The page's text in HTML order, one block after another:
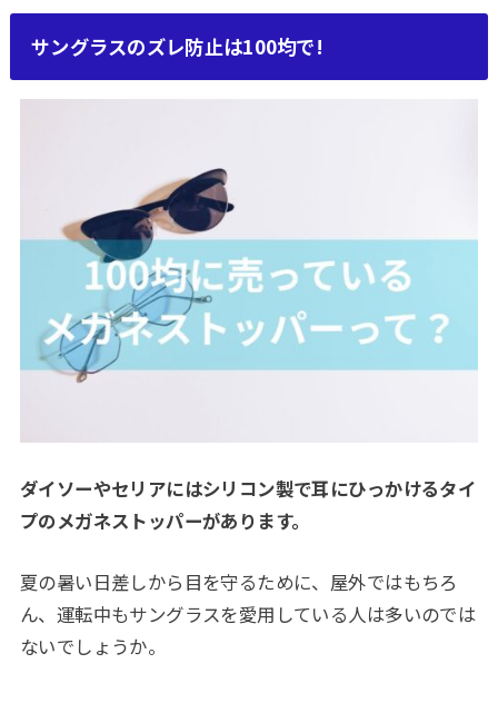
サングラスのズレ防止は100均で!
ダイソーやセリアにはシリコン製で耳にひっかけるタイ
プのメガネストッパーがあります。
夏の暑い日差しから目を守るために、屋外ではもちろ
ん、運転中もサングラスを愛用している人は多いのでは
ないでしょうか。